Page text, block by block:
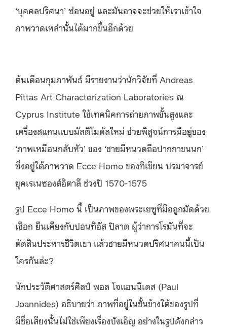
‘บุคคลปริศนา’ ซ่อนอยู่ และมันอาจจะช่วยให้เราเข้าใจ
ภาพวาดเหล่านั้นได้มากขึ้นอีกด้วย
ต้นเดือนกุมภาพันธ์ มีรายงานว่านักวิจัยที่ Andreas
Pittas Art Characterization Laboratories ณ
Cyprus Institute ใช้เทคนิคการถ่ายภาพขั้นสูงและ
เครื่องสแกนแบบมัลติโมดัลใหม่ ช่วยพิสูจน์การมีอยู่ของ
‘ภาพเหมือนกลับหัว’ ของ ‘ชายมีหนวดถือปากกาขนนก’
ซึ่งอยู่ใต้ภาพวาด Ecce Homo ของทิเชียน ปรมาจารย์
ยุคเรเนซองส์อิตาลี ช่วงปี 1570-1575
รูป Ecce Homo นี้ เป็นภาพของพระเยซูที่มือถูกมัดด้วย
เชือก ยืนเคียงกับปอนทิอัส ปิลาต ผู้ว่าการโรมันที่จะ
ตัดสินประหารชีวิตเขา แล้วชายมีหนวดปริศนาคนนี้เป็น
ใครกันล่ะ?
นักประวัติศาสตร์ศิลป์ พอล โจแอนนิเดส (Paul
Joannides) อธิบายว่า ภาพที่อยู่ในชั้นข้างใต้ของรูปที่
มีชื่อเสียงนั้นไม่ใช่เพียงเรื่องบังเอิญ อย่างในรูปดังกล่าว